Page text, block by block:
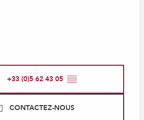
+33 (0)5 62 43 05 ▒▒
CONTACTEZ-NOUS